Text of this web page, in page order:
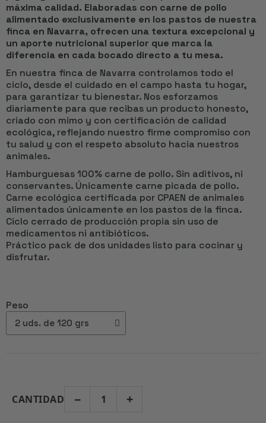
máxima calidad. Elaboradas con carne de pollo
alimentado exclusivamente en los pastos de nuestra
finca en Navarra, ofrecen una textura excepcional y
un aporte nutricional superior que marca la
diferencia en cada bocado directo a tu mesa.
En nuestra finca de Navarra controlamos todo el
ciclo, desde el cuidado en el campo hasta tu hogar,
para garantizar tu bienestar. Nos esforzamos
diariamente para que recibas un producto honesto,
criado con mimo y con certificación de calidad
ecológica, reflejando nuestro firme compromiso con
tu salud y con el respeto absoluto hacia nuestros
animales.
Hamburguesas 100% carne de pollo. Sin aditivos, ni
conservantes. Únicamente carne picada de pollo.
Carne ecológica certificada por CPAEN de animales
alimentados únicamente en los pastos de la finca.
Ciclo cerrado de producción propia sin uso de
medicamentos ni antibióticos.
Práctico pack de dos unidades listo para cocinar y
disfrutar.
Peso
CANTIDAD − +